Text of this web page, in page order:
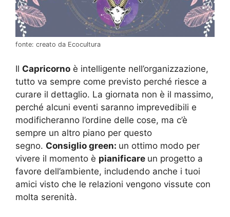
fonte: creato da Ecocultura
Il Capricorno è intelligente nell’organizzazione,
tutto va sempre come previsto perché riesce a
curare il dettaglio. La giornata non è il massimo,
perché alcuni eventi saranno imprevedibili e
modificheranno l’ordine delle cose, ma c’è
sempre un altro piano per questo
segno. Consiglio green: un ottimo modo per
vivere il momento è pianificare un progetto a
favore dell’ambiente, includendo anche i tuoi
amici visto che le relazioni vengono vissute con
molta serenità.